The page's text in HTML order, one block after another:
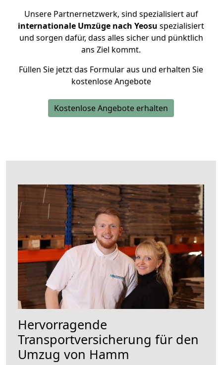
Unsere Partnernetzwerk, sind spezialisiert auf
internationale Umzüge nach Yeosu spezialisiert
und sorgen dafür, dass alles sicher und pünktlich
ans Ziel kommt.
Füllen Sie jetzt das Formular aus und erhalten Sie
kostenlose Angebote
Kostenlose Angebote erhalten
Hervorragende
Transportversicherung für den
Umzug von Hamm